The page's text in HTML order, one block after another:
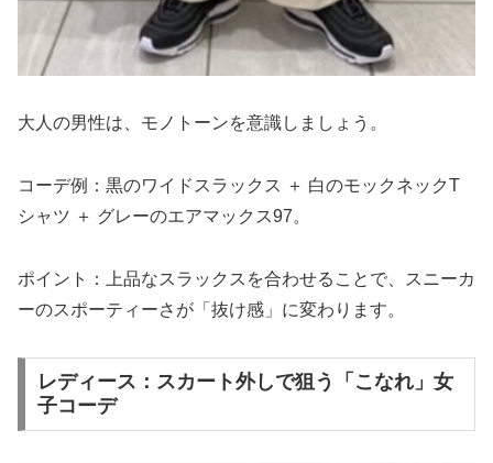
大人の男性は、モノトーンを意識しましょう。
コーデ例：黒のワイドスラックス ＋ 白のモックネックT
シャツ ＋ グレーのエアマックス97。
ポイント：上品なスラックスを合わせることで、スニーカ
ーのスポーティーさが「抜け感」に変わります。
レディース：スカート外しで狙う「こなれ」女
子コーデ